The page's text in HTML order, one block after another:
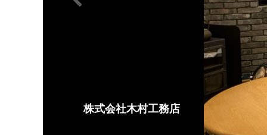
株式会社木村工務店